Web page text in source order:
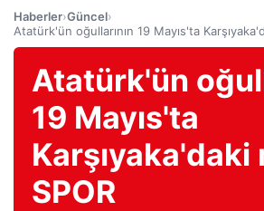
Haberler›Güncel›
Atatürk'ün oğullarının 19 Mayıs'ta
Atatürk'ün
19 Mayıs'ta
Karşıyaka'daki
SPOR